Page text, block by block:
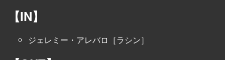
【IN】
ジェレミー・アレバロ［ラシン］